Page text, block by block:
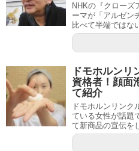
NHKの『クローズ
ーマが「アルゼン
比べて半端ではな
ドモホルンリ
資格者！顔面
て紹介
ドモホルンリンク
ている女性が話題
て新商品の宣伝を